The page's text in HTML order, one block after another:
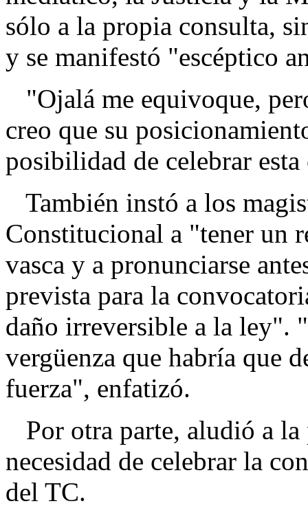
sólo a la propia consulta,
y se manifestó "escéptico
"Ojalá me equivoque,
creo que su
posibilidad de celebrar
También instó a los
Constitucional a "tener un
vasca y a pronunciarse
prevista para la
daño irreversible a la ley".
vergüenza que habría que
fuerza", enfatizó.
Por otra parte, aludió a
necesidad de celebrar la
del TC.